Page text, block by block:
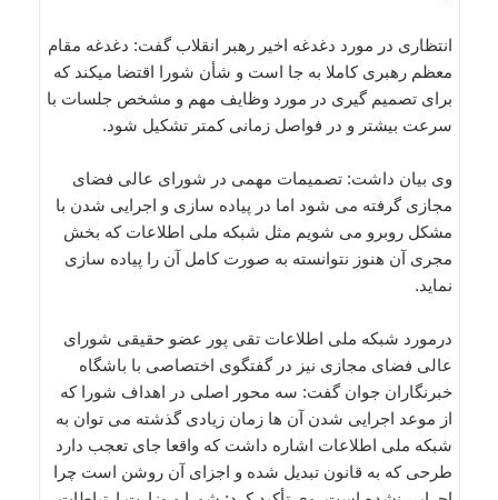
انتظاری در مورد دغدغه اخیر رهبر انقلاب گفت: دغدغه مقام
معظم رهبری کاملا به جا است و شأن شورا اقتضا میکند که
برای تصمیم گیری در مورد وظایف مهم و مشخص جلسات با
سرعت بیشتر و در فواصل زمانی کمتر تشکیل شود.
وی بیان داشت: تصمیمات مهمی در شورای عالی فضای
مجازی گرفته می شود اما در پیاده سازی و اجرایی شدن با
مشکل روبرو می شویم مثل شبکه ملی اطلاعات که بخش
مجری آن هنوز نتوانسته به صورت کامل آن را پیاده سازی
نماید.
درمورد شبکه ملی اطلاعات تقی پور عضو حقیقی شورای
عالی فضای مجازی نیز در گفتگوی اختصاصی با باشگاه
خبرنگاران جوان گفت: سه محور اصلی در اهداف شورا که
از موعد اجرایی شدن آن ها زمان زیادی گذشته می توان به
شبکه ملی اطلاعات اشاره داشت که واقعا جای تعجب دارد
طرحی که به قانون تبدیل شده و اجزای آن روشن است چرا